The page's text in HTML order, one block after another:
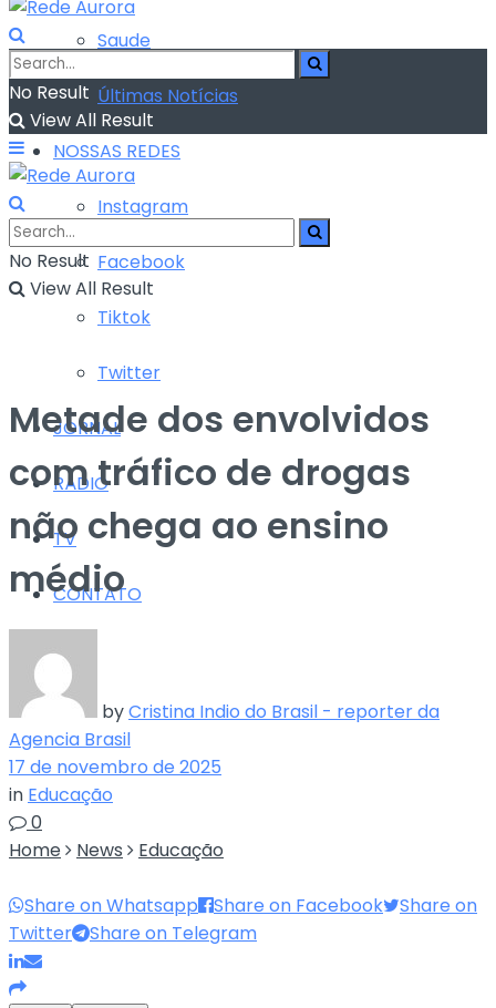
Saude
Últimas Notícias
NOSSAS REDES
Instagram
Facebook
Tiktok
Twitter
JORNAL
RÁDIO
TV
CONTATO
No Result
View All Result
No Result
View All Result
Metade dos envolvidos
com tráfico de drogas
não chega ao ensino
médio
byCristina Indio do Brasil - reporter da
Agencia Brasil
17 de novembro de 2025
in Educação
0
Home
News Educação
Share on Whatsapp Share on Facebook
Share on
Twitter
Share on Telegram